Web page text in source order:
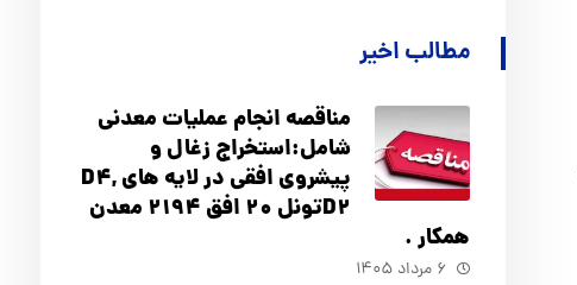
مطالب اخیر
مناقصه انجام عملیات معدنی
شامل:استخراج زغال و
پیشروی افقی در لایه های D4,
D2تونل 20 افق 2194 معدن
همکار .
۶ مرداد ۱۴۰۵